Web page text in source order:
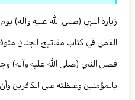
زيارة النبي (صلى الله عليه وآله)
القمي في كتاب مفاتيح الجنان
فضل النبي (صلى الله عليه وآله)
بالمؤمنين وغلظته على الكافرين